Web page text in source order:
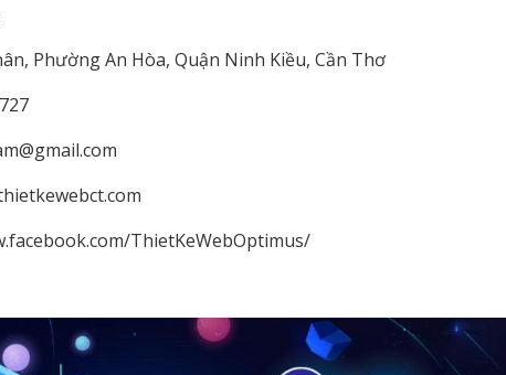
Phường An Hòa, Quận Ninh Kiều, Cần Thơ
ThietKeWebOptimus/